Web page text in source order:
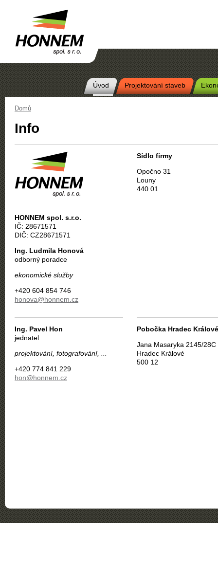
Domů
Info
HONNEM spol. s.r.o.
IČ: 28671571
DIČ: CZ28671571
Ing. Ludmila Honová
odborný poradce
ekonomické služby
+420 604 854 746
honova@honnem.cz
Sídlo firmy
Opočno 31
Louny
440 01
Ing. Pavel Hon
jednatel
projektování, fotografování, ...
+420 774 841 229
hon@honnem.cz
Pobočka Hradec Králové
Jana Masaryka 2145/28C
Hradec Králové
500 12
Úvod Projektování staveb